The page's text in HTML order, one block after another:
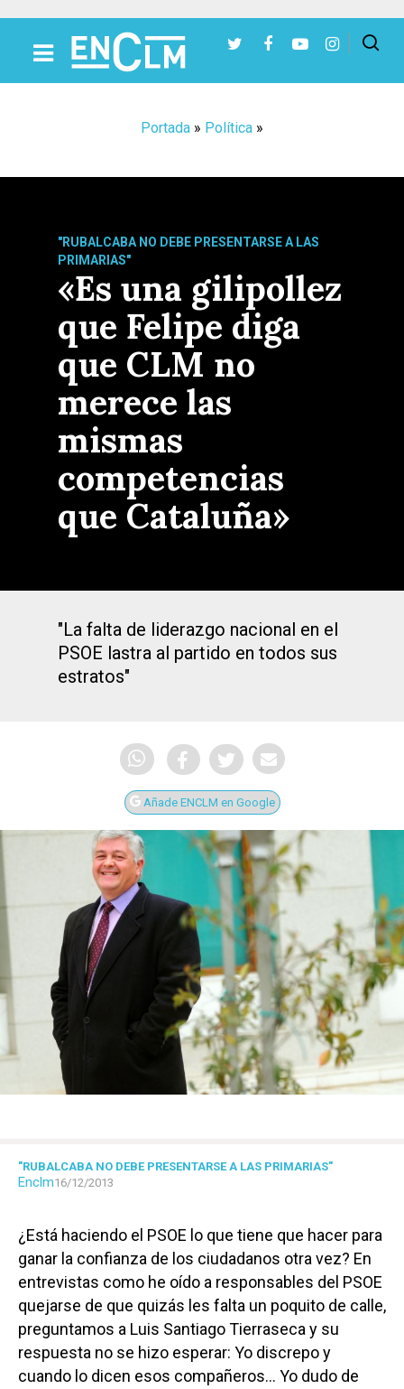
Portada » Política »
"RUBALCABA NO DEBE PRESENTARSE A LAS
PRIMARIAS"
«Es una gilipollez
que Felipe diga
que CLM no
merece las
mismas
competencias
que Cataluña»
"La falta de liderazgo nacional en el
PSOE lastra al partido en todos sus
estratos"
Añade ENCLM en Google
"RUBALCABA NO DEBE PRESENTARSE A LAS PRIMARIAS"
Enclm16/12/2013
¿Está haciendo el PSOE lo que tiene que hacer para
ganar la confianza de los ciudadanos otra vez? En
entrevistas como he oído a responsables del PSOE
quejarse de que quizás les falta un poquito de calle,
preguntamos a Luis Santiago Tierraseca y su
respuesta no se hizo esperar: Yo discrepo y
cuando lo dicen esos compañeros… Yo dudo de